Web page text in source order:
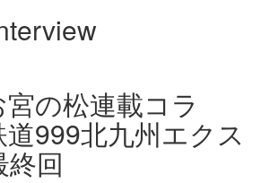
の松連載コラ
999北九州エクス
回